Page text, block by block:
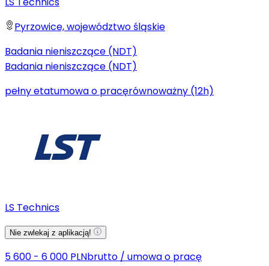
Pyrzowice, województwo śląskie
Badania nieniszczące (NDT)
Badania nieniszczące (NDT)
pełny etatumowa o pracęrównoważny (12h)
LS Technics
Nie zwlekaj z aplikacją!
5 600 - 6 000 PLNbrutto / umowa o pracę